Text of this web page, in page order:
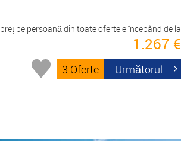
pe persoană din toate ofertele începând de la
1.267 €
3 Oferte Următorul